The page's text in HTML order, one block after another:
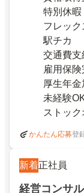
特別休暇
フレック
駅チカ
交通費支
雇用保険
厚生年金
未経験
ストッ
かんたん応募登
新着正社員
経営コンサ